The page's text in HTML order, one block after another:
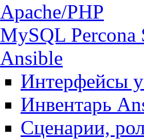
Apache/PHP
MySQL Percona
Ansible
Интерфейсы
Инвентарь
Сценарии,